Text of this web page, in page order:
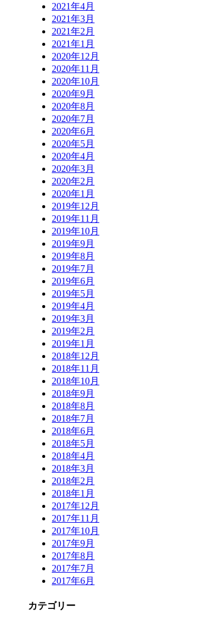
2021年4月
2021年3月
2021年2月
2021年1月
2020年12月
2020年11月
2020年10月
2020年9月
2020年8月
2020年7月
2020年6月
2020年5月
2020年4月
2020年3月
2020年2月
2020年1月
2019年12月
2019年11月
2019年10月
2019年9月
2019年8月
2019年7月
2019年6月
2019年5月
2019年4月
2019年3月
2019年2月
2019年1月
2018年12月
2018年11月
2018年10月
2018年9月
2018年8月
2018年7月
2018年6月
2018年5月
2018年4月
2018年3月
2018年2月
2018年1月
2017年12月
2017年11月
2017年10月
2017年9月
2017年8月
2017年7月
2017年6月
カテゴリー